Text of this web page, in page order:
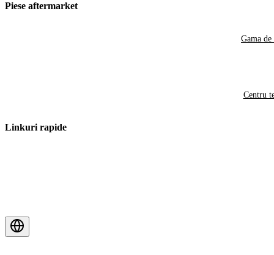
Piese aftermarket
Gama de
Centru
Linkuri rapide